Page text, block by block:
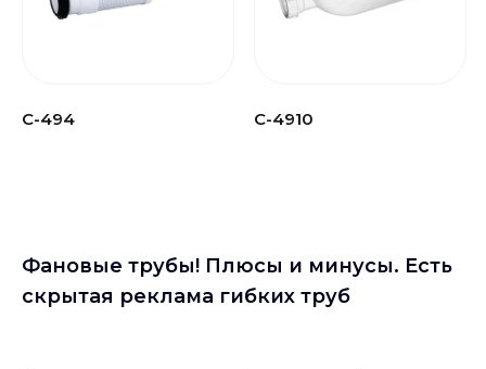
С-494 С-4910
Фановые трубы! Плюсы и минусы. Есть
скрытая реклама гибких труб